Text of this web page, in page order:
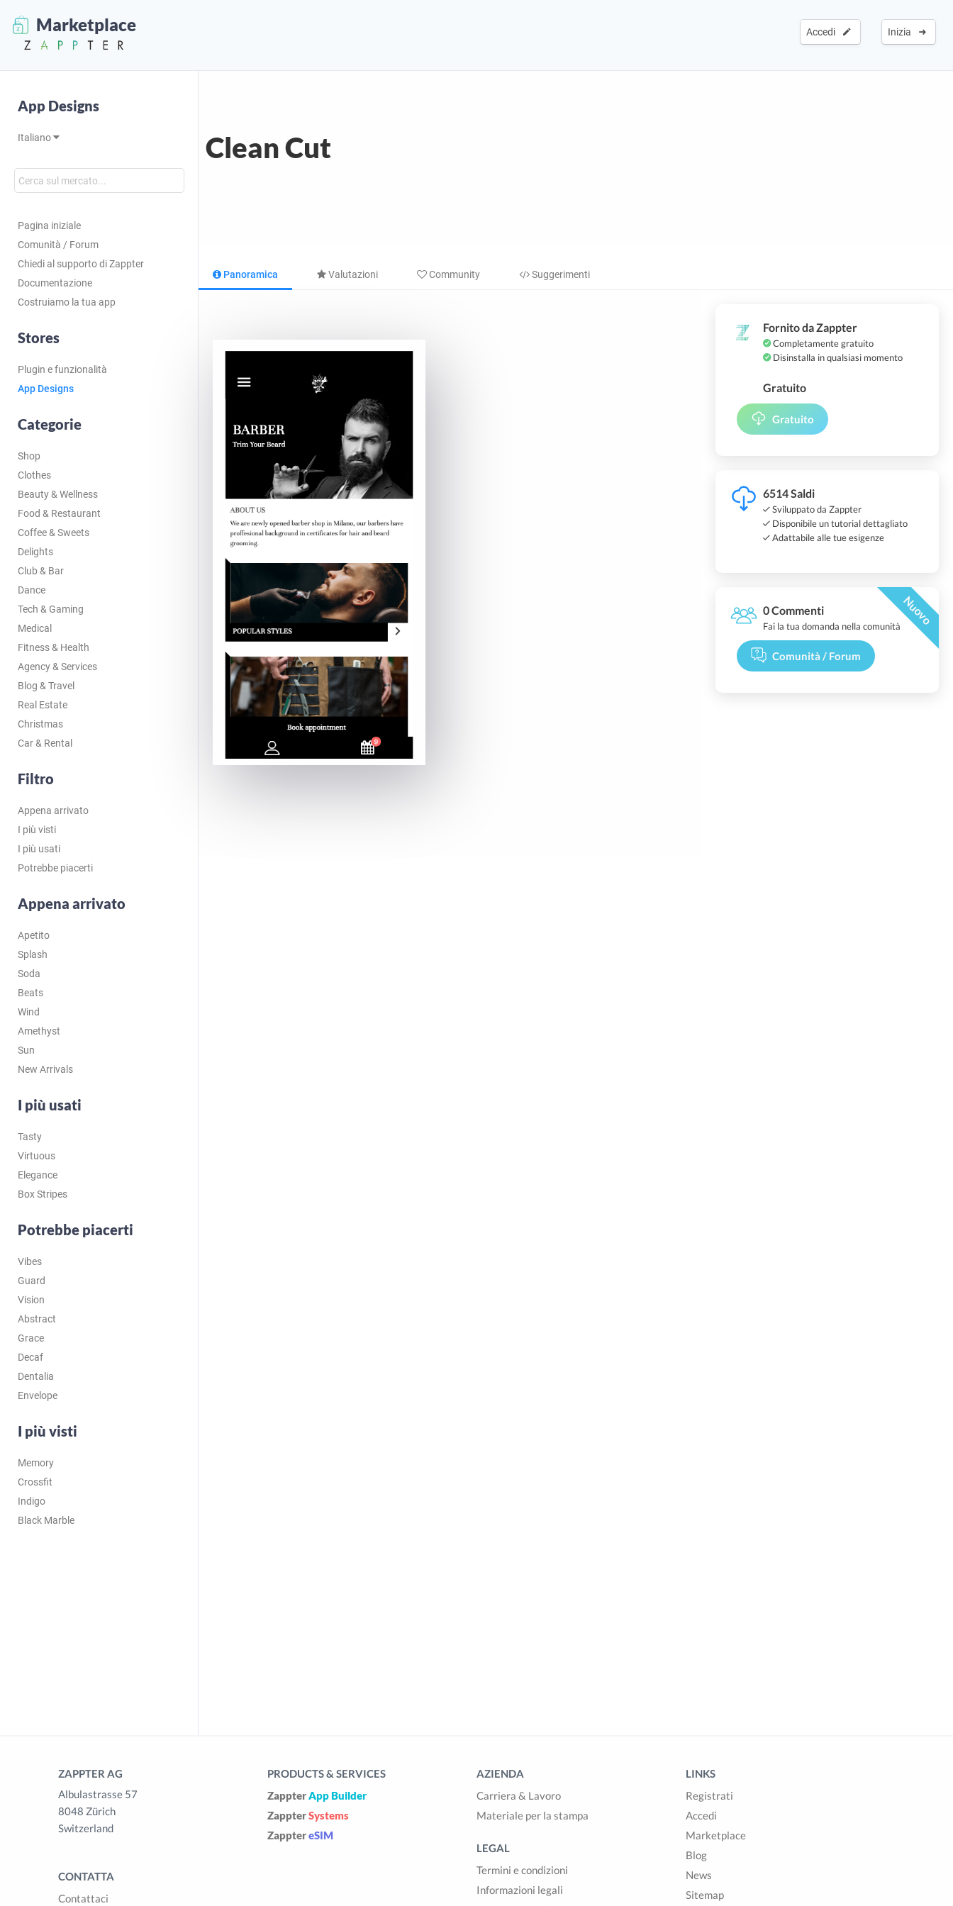
Marketplace Inizia
Accedi
App Designs
Italiano
Pagina iniziale
Comunità / Forum
Chiedi al supporto di Zappter
Documentazione
Costruiamo la tua app
Stores
Plugin e funzionalità
App Designs
Categorie
Shop
Clothes
Beauty & Wellness
Food & Restaurant
Coffee & Sweets
Delights
Club & Bar
Dance
Tech & Gaming
Medical
Fitness & Health
Agency & Services
Blog & Travel
Real Estate
Christmas
Car & Rental
Filtro
Appena arrivato
I più visti
I più usati
Potrebbe piacerti
Appena arrivato
Apetito
Splash
Soda
Beats
Wind
Amethyst
Sun
New Arrivals
I più usati
Tasty
Virtuous
Elegance
Box Stripes
Potrebbe piacerti
Vibes
Guard
Vision
Abstract
Grace
Decaf
Dentalia
Envelope
I più visti
Memory
Crossfit
Indigo
Black Marble
Clean Cut
Panoramica Valutazioni Community Suggerimenti
Fornito da Zappter
Completamente gratuito
Disinstalla in qualsiasi momento
Gratuito
Gratuito
6514 Saldi
Sviluppato da Zappter
Disponibile un tutorial dettagliato
Adattabile alle tue esigenze
0 Commenti Nuovo
Fai la tua domanda nella comunità
Comunità / Forum
ZAPPTER AG
Albulastrasse 57
8048 Zürich
Switzerland
CONTATTA
Contattaci
PRODUCTS & SERVICES
ZappterApp Builder
ZappterSystems
ZapptereSIM
AZIENDA
Carriera & Lavoro
Materiale per la stampa
LEGAL
Termini e condizioni
Informazioni legali
LINKS
Registrati
Accedi
Marketplace
Blog
News
Sitemap